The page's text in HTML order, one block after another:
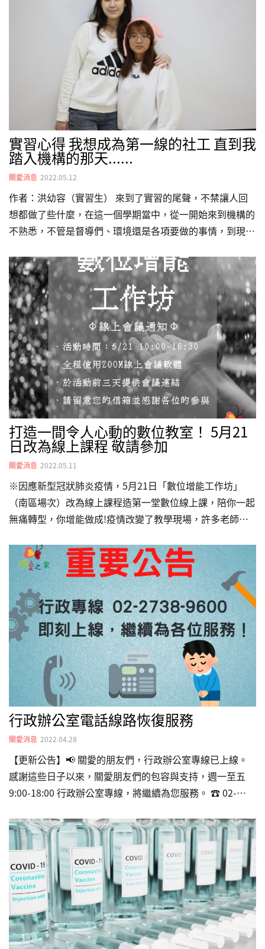
這麼不容易，後來一起參與了很多事的會議及跟感染誌的討
論，知道很多事情都是需要大家一起討論，才能完成的。
印象最深刻是有一次原本要去文山的財務部幫忙處理資料，
結果誤打誤撞跟了楊姐一起去成人服務中心，還好那一次有
一起去參加綜合成人部的聖誕節活動，因為剛好那陣子疫情
比較沒有那麼嚴重，…
實習心得 我想成為第一線的社工 直到我
踏入機構的那天......
關愛消息 2022.05.12
作者：洪幼容（實習生） 來到了實習的尾聲，不禁讓人回
想都做了些什麼，在這一個學期當中，從一開始來到機構的
不熟悉，不管是督導們、環境還是各項要做的事情，到現在
比起一開始的進步。 一開始的實習過程非常波折，經歷了
換機構，來到關愛又不巧遭受疫情影響，不能進機構只能線
上與督導討論，後來順利進去機構之後，正式開始與機構內
部的每個人員一起工作，不管是新聞，還是督導交辦的行政
事務，都是一種全新的學習，但其實一開始真的不知道要怎
麼做，繳交實習作業的狀況也是一塌糊塗，應該說我不知道
這樣做的意義是什麼，在來到關愛之前，對於新聞媒體、…
打造一間令人心動的數位教室！ 5月21
日改為線上課程 敬請參加
關愛消息 2022.05.11
※因應新型冠狀肺炎疫情，5月21日「數位增能工作坊」
（南區場次）改為線上課程造第一堂數位線上課，陪你一起
無痛轉型，你增能做成!疫情改變了教學現場，許多老師們
是實體課直接搬到電腦嗎? 線上課程如果只是照本宣科....學
生們總是注意力不集中、有聽沒有懂， 你需要的是，系統
化的「教學的技巧」與「互動的技術」!有了精準的口語表
達與肢體動作，在線上的舞台，彷彿置身雲端輕鬆! 1.課前
準備—>好的開始，就是成功的一大步!重新建立教學心態
Zoom、Webex、Google meet等太多不知道怎麼挑?用最
少的教學軟體，…
行政辦公室電話線路恢復服務
關愛消息 2022.04.28
【更新公告】📢 關愛的朋友們，行政辦公室專線已上線。
感謝這些日子以來，關愛朋友們的包容與支持，週一至五
9:00-18:00 行政辦公室專線，將繼續為您服務。 ☎️ 02-